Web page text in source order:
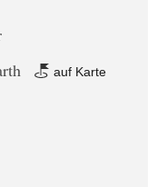
auf Karte